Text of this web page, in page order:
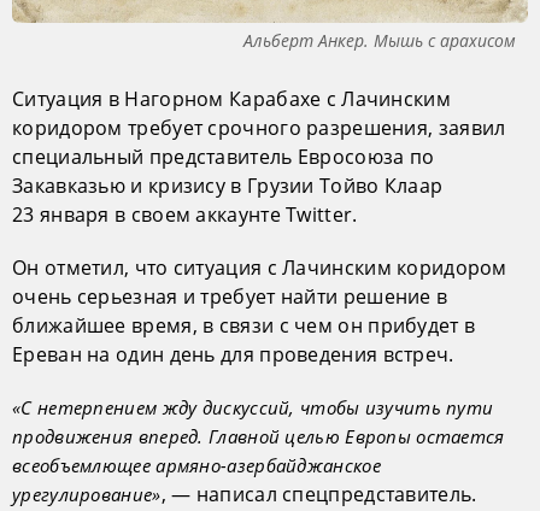
Альберт Анкер. Мышь с арахисом
Ситуация в Нагорном Карабахе с Лачинским
коридором требует срочного разрешения, заявил
специальный представитель Евросоюза по
Закавказью и кризису в Грузии Тойво Клаар
23 января в своем аккаунте Twitter.
Он отметил, что ситуация с Лачинским коридором
очень серьезная и требует найти решение в
ближайшее время, в связи с чем он прибудет в
Ереван на один день для проведения встреч.
«С нетерпением жду дискуссий, чтобы изучить пути
продвижения вперед. Главной целью Европы остается
всеобъемлющее армяно-азербайджанское
урегулирование», — написал спецпредставитель.